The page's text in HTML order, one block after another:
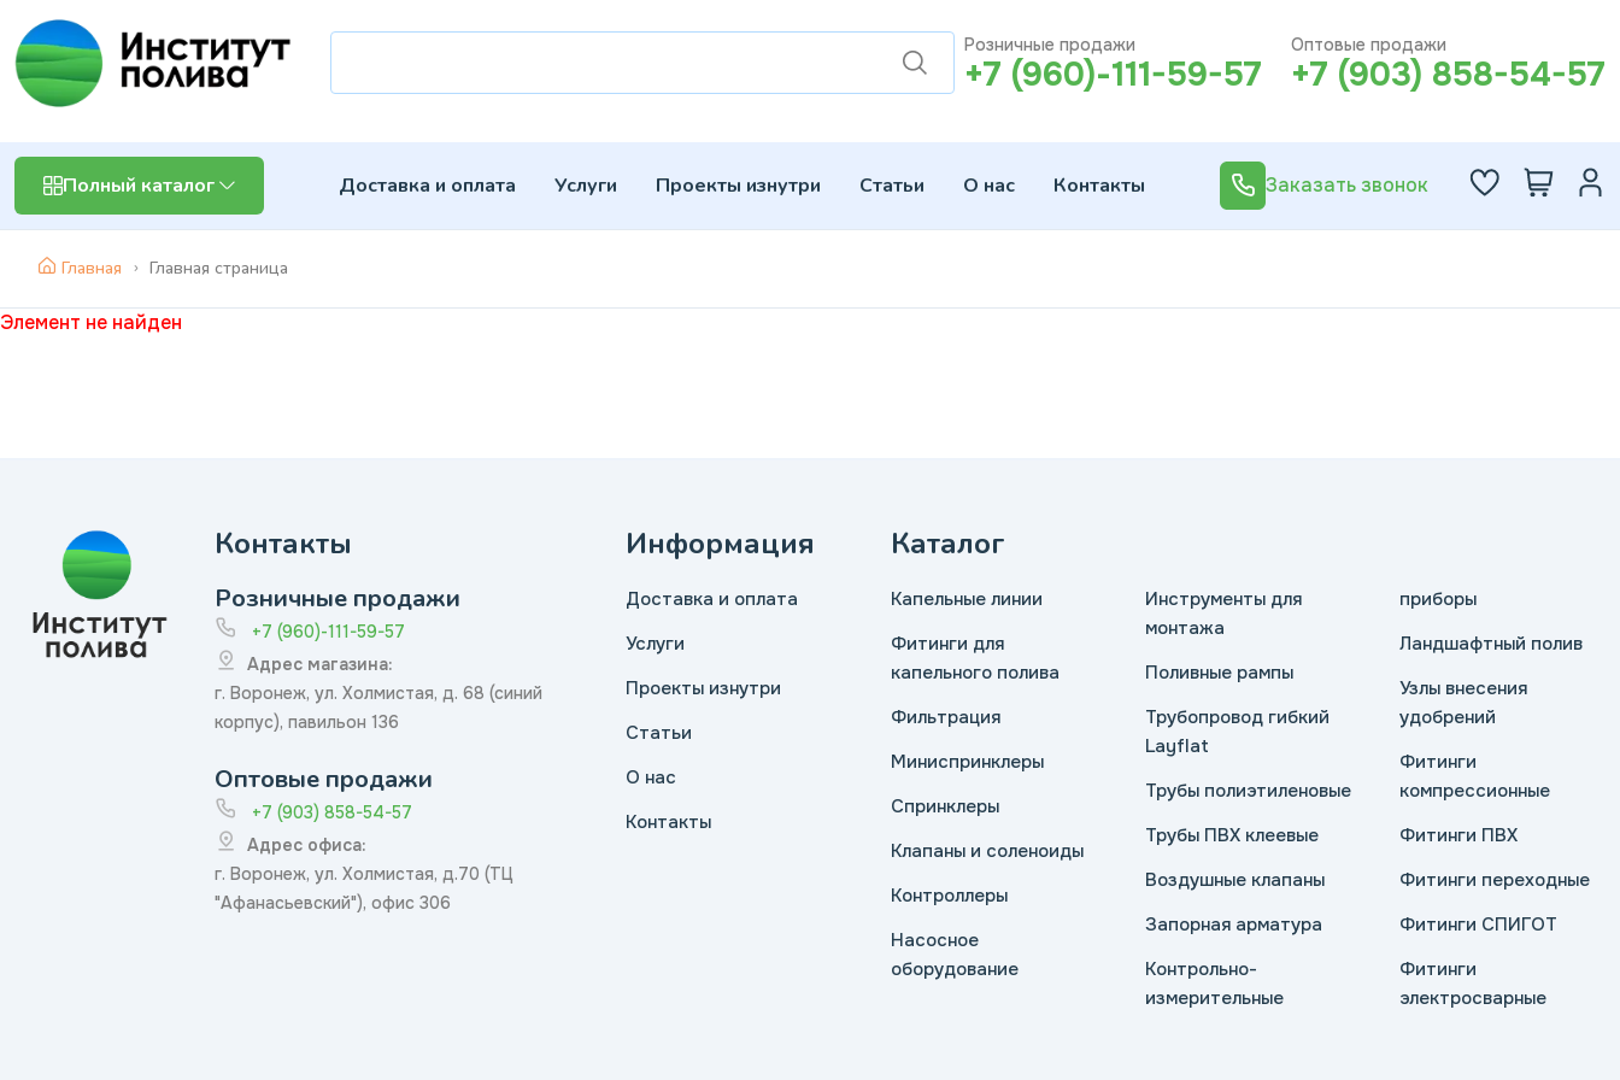
Розничные продажи
+7 (960)-111-59-57
Оптовые продажи
+7 (903) 858-54-57
Полный каталог Доставка и оплата Услуги Проекты изнутри Статьи О нас Контакты Заказать звонок
Главная Главная страница
Элемент не найден
Контакты
Розничные продажи
+7 (960)-111-59-57
Адрес магазина:
г. Воронеж, ул. Холмистая, д. 68 (синий
корпус), павильон 136
Оптовые продажи
+7 (903) 858-54-57
Адрес офиса:
г. Воронеж, ул. Холмистая, д.70 (ТЦ
"Афанасьевский"), офис 306
Информация
Доставка и оплата
Услуги
Проекты изнутри
Статьи
О нас
Контакты
Каталог
Капельные линии
Фитинги для
капельного полива
Фильтрация
Миниспринклеры
Спринклеры
Клапаны и соленоиды
Контроллеры
Насосное
оборудование
Инструменты для
монтажа
Поливные рампы
Трубопровод гибкий
Layflat
Трубы полиэтиленовые
Трубы ПВХ клеевые
Воздушные клапаны
Запорная арматура
Контрольно-
измерительные
приборы
Ландшафтный полив
Узлы внесения
удобрений
Фитинги
компрессионные
Фитинги ПВХ
Фитинги переходные
Фитинги СПИГОТ
Фитинги
электросварные